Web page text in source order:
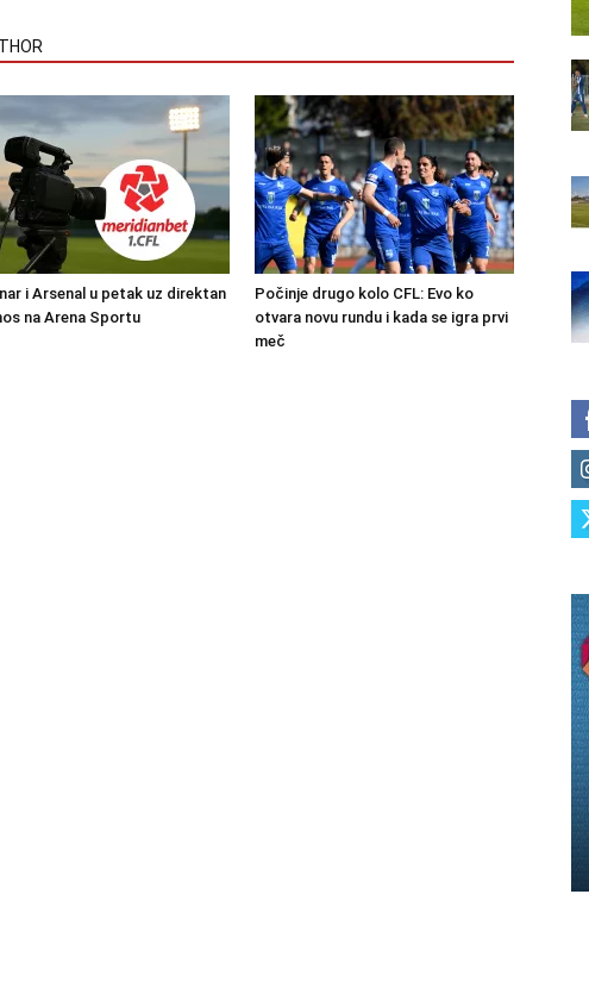
i Arsenal u petak uz direktan
na Arena Sportu
Počinje drugo kolo CFL: Evo ko
otvara novu rundu i kada se igra prvi
meč